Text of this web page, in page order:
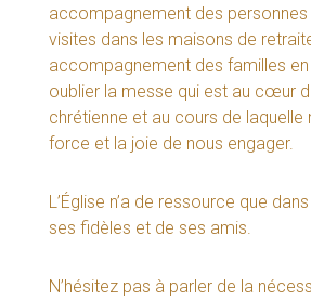
accompagnement des
visites dans les maisons de
accompagnement des familles en
oublier la messe qui est au cœur
chrétienne et au cours de laquelle
force et la joie de nous engager.
L’Église n’a de ressource que
ses fidèles et de ses amis.
N’hésitez pas à parler de la